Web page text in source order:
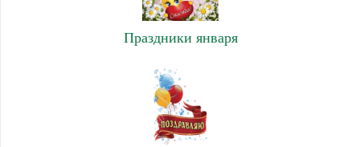
Праздники января